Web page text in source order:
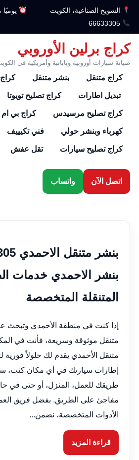
الشويخ الصناعية، الكويت
يوميًا من 8
66633305
كراج برلين الأوروبي
صيانة سيارات أوروبية ويابانية وأمريكية في
كراج متنقل بنشر متنقل
تبديل اطارات كراج تصليح تويوتا
كراج تصليح مرسيدس كراج بي ام
كهرباء وبنشر حولي فني تكيييف
كراج تصليح سيارات تقل عفش
اتصل الآن واتساب
بنشر الاحمدي خدمات
المتنقلة المتخصصة
إذا كنت في منطقة الأحمدي وتبحث
متنقل موثوقة وسريعة، فأنت في
متنقل الأحمدي يقدم لك حلولاً فورية
إطارات سيارتك في أي مكان كنت،
طريقك للعمل، المنزل، أو حتى
مفاجئ على الطريق. بفضل فريق
الأدوات المتخصصة، نضمن...
قراءة المزيد